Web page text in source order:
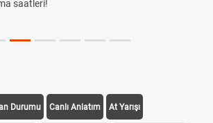
saatleri!
Durumu Canlı Anlatım At Yarışı